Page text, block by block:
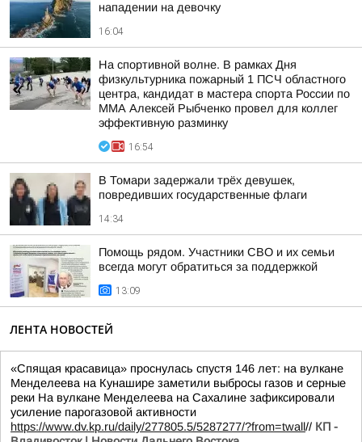
нападении на девочку
16:04
На спортивной волне. В рамках Дня
физкультурника пожарный 1 ПСЧ областного
центра, кандидат в мастера спорта России по
ММА Алексей Рыбченко провел для коллег
эффективную разминку
16:54
В Томари задержали трёх девушек,
повредивших государственные флаги
14:34
Помощь рядом. Участники СВО и их семьи
всегда могут обратиться за поддержкой
13:09
ЛЕНТА НОВОСТЕЙ
«Спящая красавица» проснулась спустя 146 лет: на вулкане
Менделеева на Кунашире заметили выбросы газов и серные
реки На вулкане Менделеева на Сахалине зафиксировали
усиление парогазовой активности
https://www.dv.kp.ru/daily/277805.5/5287277/?from=twall// КП -